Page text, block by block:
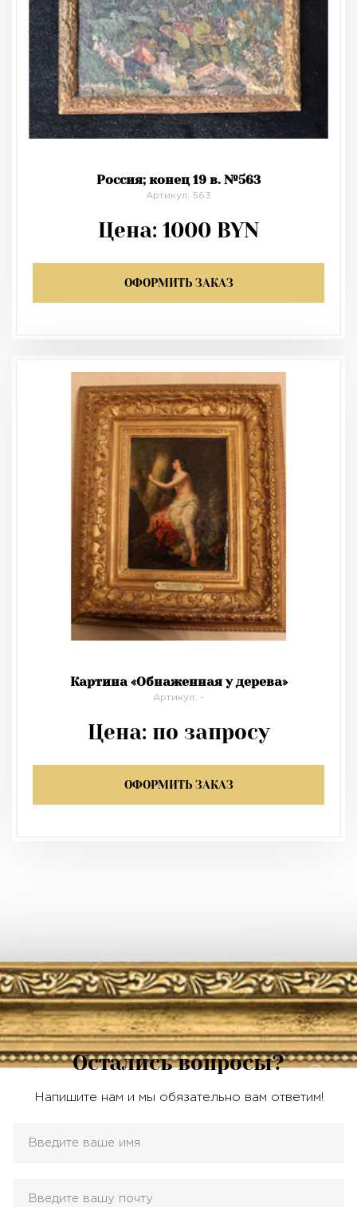
Россия; конец 19 в. №563
Артикул: 563
Цена: 1000 BYN
ОФОРМИТЬ ЗАКАЗ
Картина «Обнаженная у дерева»
Артикул: -
Цена: по запросу
ОФОРМИТЬ ЗАКАЗ
Остались вопросы?
Напишите нам и мы обязательно вам ответим!